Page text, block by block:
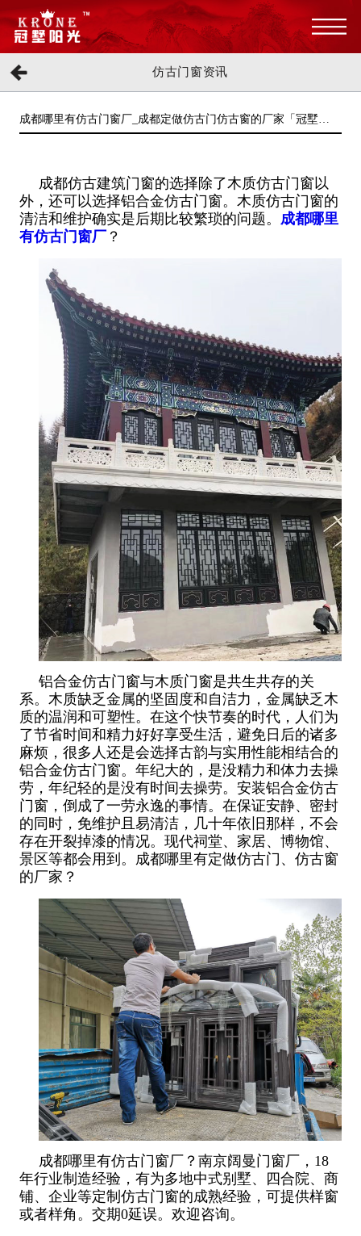
仿古门窗资讯
成都哪里有仿古门窗厂_成都定做仿古门仿古窗的厂家「冠墅阳
成都仿古建筑门窗的选择除了木质仿古门窗以
外，还可以选择铝合金仿古门窗。木质仿古门窗的
清洁和维护确实是后期比较繁琐的问题。 成都哪里
有仿古门窗厂？
铝合金仿古门窗与木质门窗是共生共存的关
系。木质缺乏金属的坚固度和自洁力，金属缺乏木
质的温润和可塑性。在这个快节奏的时代，人们为
了节省时间和精力好好享受生活，避免日后的诸多
麻烦，很多人还是会选择古韵与实用性能相结合的
铝合金仿古门窗。年纪大的，是没精力和体力去操
劳，年纪轻的是没有时间去操劳。安装铝合金仿古
门窗，倒成了一劳永逸的事情。在保证安静、密封
的同时，免维护且易清洁，几十年依旧那样，不会
存在开裂掉漆的情况。现代祠堂、家居、博物馆、
景区等都会用到。成都哪里有定做仿古门、仿古窗
的厂家？
成都哪里有仿古门窗厂？南京阔曼门窗厂，18
年行业制造经验，有为多地中式别墅、四合院、商
铺、企业等定制仿古门窗的成熟经验，可提供样窗
或者样角。交期0延误。欢迎咨询。